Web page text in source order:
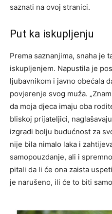
saznati na ovoj stranici.
Put ka iskupljenju
Prema saznanjima, snaha je
iskupljenjem. Napustila je
ljubavnikom i javno obećala
povjerenje svog muža.
da moja djeca imaju oba
bliskoj prijateljici,
izgradi bolju budućnost za
nije bila nimalo laka i
samopouzdanje, ali i
pitali da li će ona zaista
je narušeno, ili će to biti